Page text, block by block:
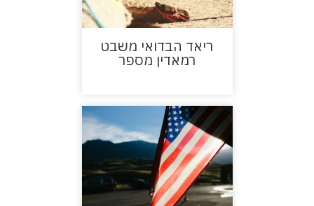
ריאד הבדואי משבט
רמאדין מספר